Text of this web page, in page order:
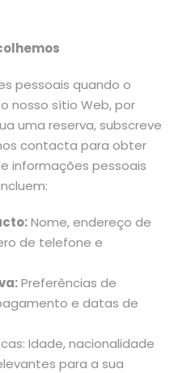
pessoais quando o
nosso sítio Web, por
uma reserva, subscreve
contacta para obter
informações pessoais
Nome, endereço de
de telefone e
Preferências de
e datas de
Idade, nacionalidade
para a sua